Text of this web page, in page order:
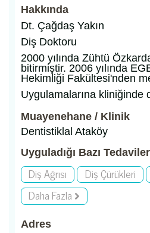
Hakkında
Dt. Çağdaş Yakın
Diş Doktoru
2000 yılında Zühtü
bitirmiştir. 2006 yılında
Hekimliği Fakültesi'nden
Uygulamalarına kliniğinde
Muayenehane / Klinik
Dentistiklal Ataköy
Uyguladığı Bazı Tedaviler
Diş Ağrısı Diş Çürükleri
Daha Fazla
Adres